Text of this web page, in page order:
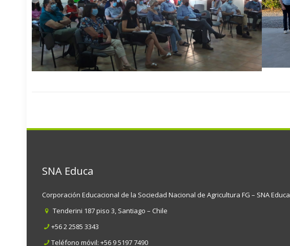
SNA Educa
Corporación Educacional de la Sociedad Nacional de Agricultura FG – SNA Educa
Tenderini 187 piso 3, Santiago – Chile
+56 2 2585 3343
Teléfono móvil:+56 9 5197 7490